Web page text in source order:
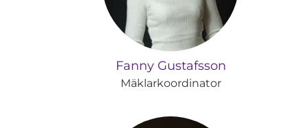
Fanny Gustafsson
Mäklarkoordinator